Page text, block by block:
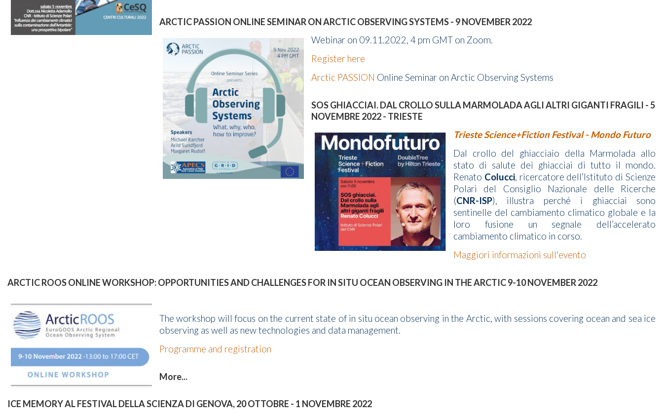
ARCTIC PASSION ONLINE SEMINAR ON ARCTIC OBSERVING SYSTEMS - 9 NOVEMBER 2022
Webinar on 09.11.2022, 4 pm GMT on Zoom.
Register here
Arctic PASSION Online Seminar on Arctic Observing Systems
SOS GHIACCIAI. DAL CROLLO SULLA MARMOLADA AGLI ALTRI GIGANTI FRAGILI - 5
NOVEMBRE 2022 - TRIESTE
Trieste Science+Fiction Festival - Mondo Futuro
Dal crollo del ghiacciaio della Marmolada allo
stato di salute dei ghiacciai di tutto il mondo.
Renato Colucci, ricercatore dell’Istituto di Scienze
Polari del Consiglio Nazionale delle Ricerche
(CNR-ISP), illustra perché i ghiacciai sono
sentinelle del cambiamento climatico globale e la
loro fusione un segnale dell’accelerato
cambiamento climatico in corso.
Maggiori informazioni sull'evento
ARCTIC ROOS ONLINE WORKSHOP: OPPORTUNITIES AND CHALLENGES FOR IN SITU OCEAN OBSERVING IN THE ARCTIC 9-10 NOVEMBER 2022
The workshop will focus on the current state of in situ ocean observing in the Arctic, with sessions covering ocean and sea ice
observing as well as new technologies and data management.
Programme and registration
More...
ICE MEMORY AL FESTIVAL DELLA SCIENZA DI GENOVA, 20 OTTOBRE - 1 NOVEMBRE 2022